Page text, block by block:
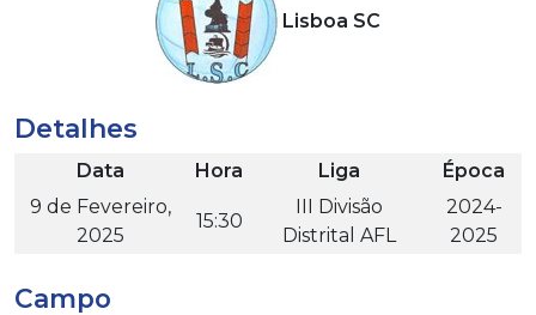
Lisboa SC
Detalhes
Data Hora Liga
Época
9 de Fevereiro,
2025
15:30
III Divisão
Distrital AFL
2024-
2025
Campo